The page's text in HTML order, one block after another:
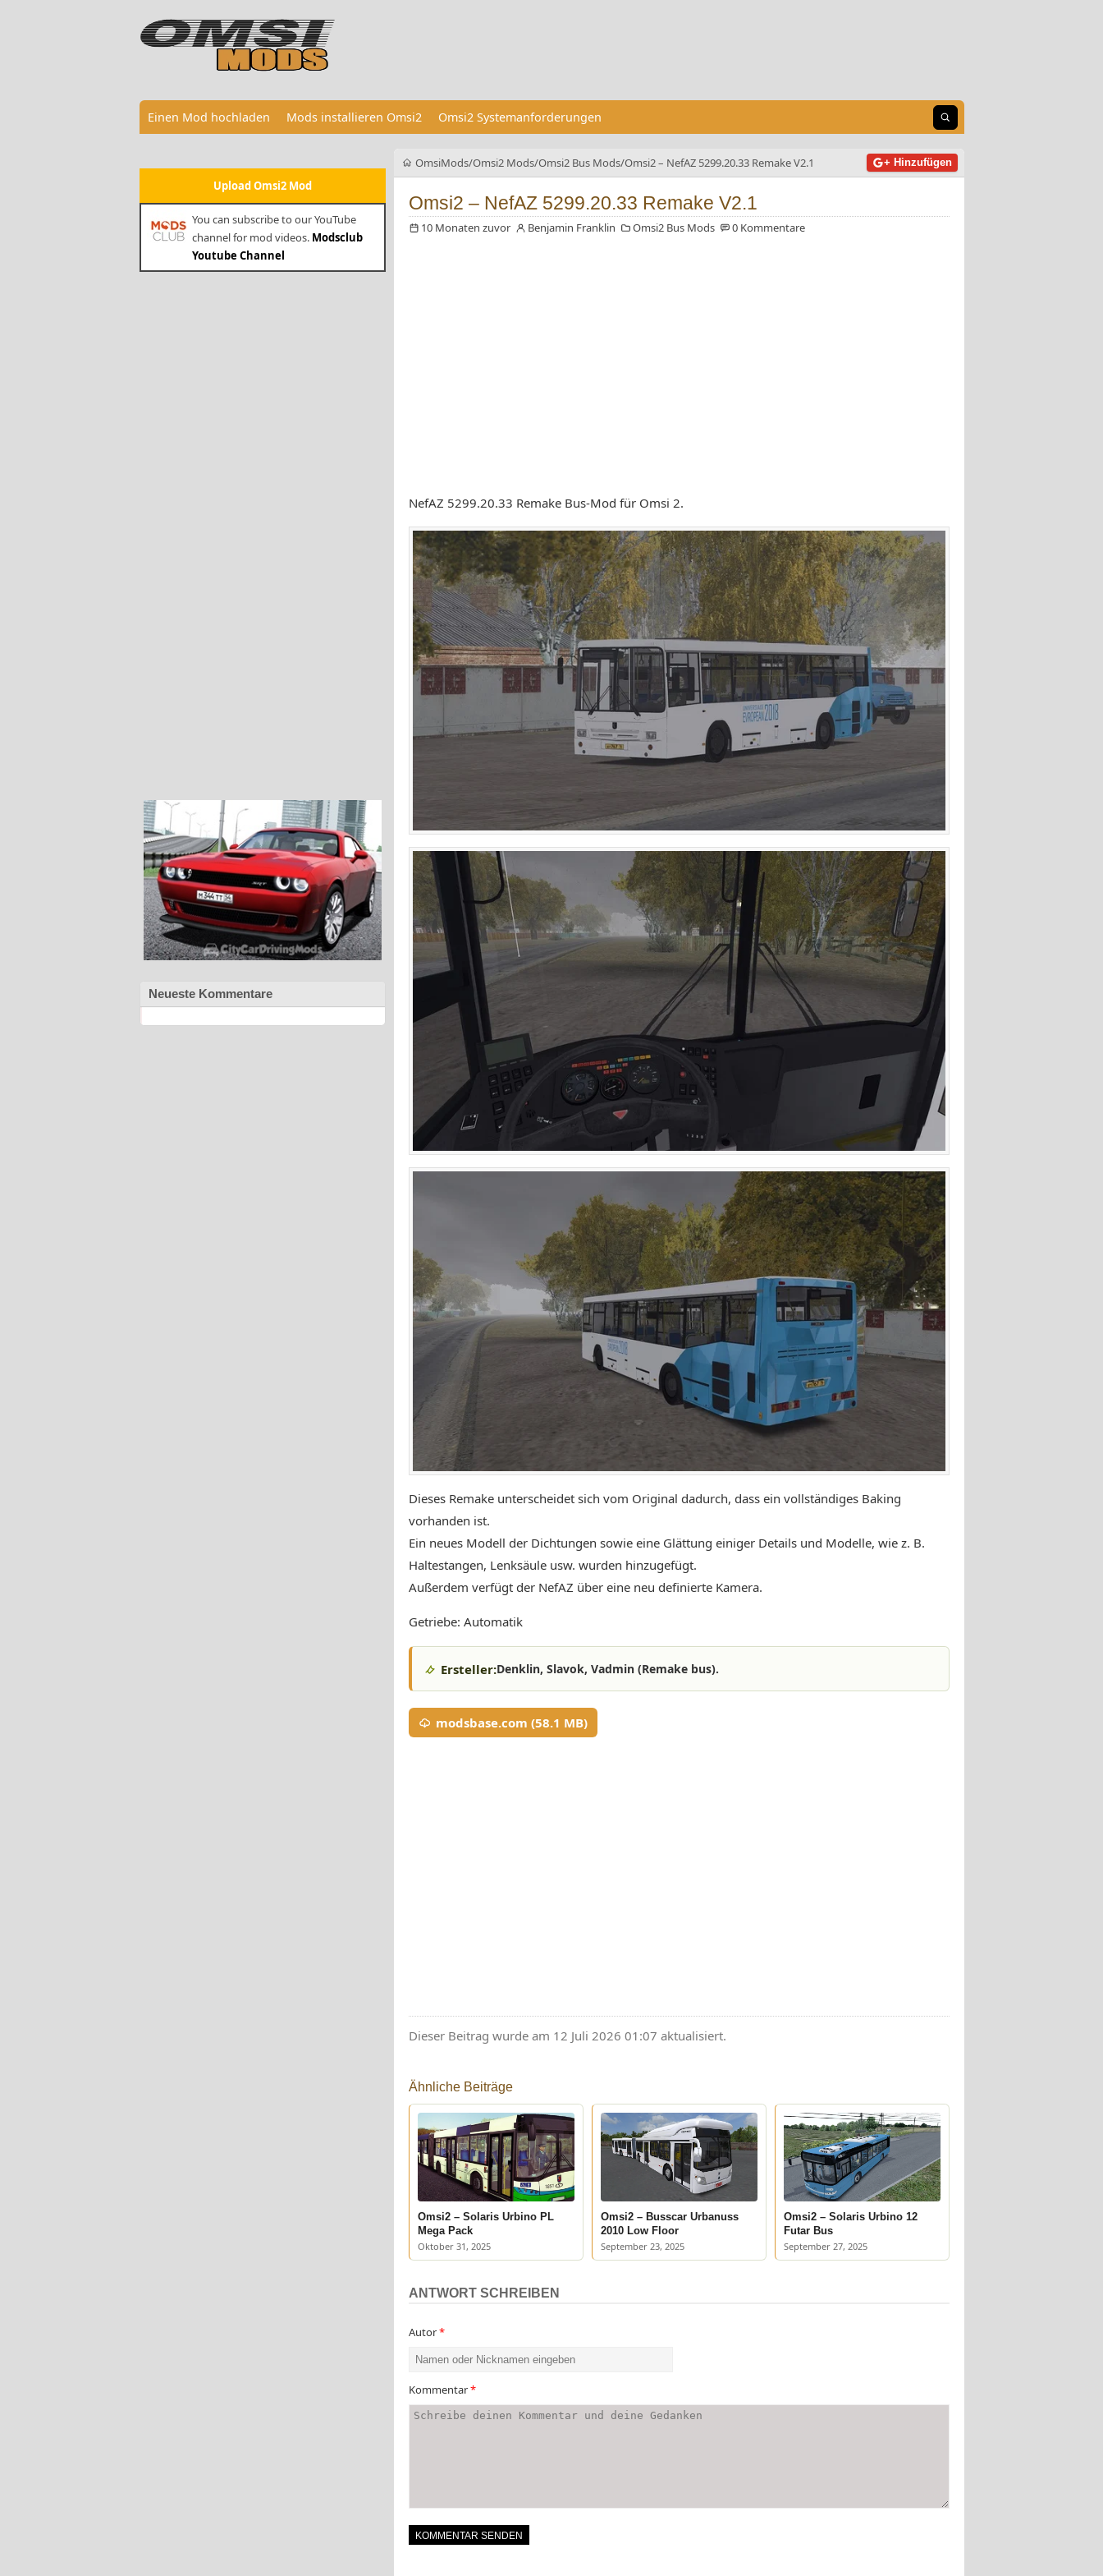
Einen Mod hochladen Mods installieren Omsi2 Omsi2 Systemanforderungen Suche öffnen
Upload Omsi2 Mod
You can subscribe to our YouTube
channel for mod videos. Modsclub
Youtube Channel
Neueste Kommentare
OmsiMods Omsi2 Mods Omsi2 Bus Mods Omsi2 – NefAZ 5299.20.33 Remake V2.1 + Hinzufügen
Omsi2 – NefAZ 5299.20.33 Remake V2.1
10 Monaten zuvor Benjamin Franklin Omsi2 Bus Mods 0 Kommentare
NefAZ 5299.20.33 Remake Bus-Mod für Omsi 2.
Dieses Remake unterscheidet sich vom Original dadurch, dass ein vollständiges Baking
vorhanden ist.
Ein neues Modell der Dichtungen sowie eine Glättung einiger Details und Modelle, wie z. B.
Haltestangen, Lenksäule usw. wurden hinzugefügt.
Außerdem verfügt der NefAZ über eine neu definierte Kamera.
Getriebe: Automatik
Ersteller:Denklin, Slavok, Vadmin (Remake bus).
modsbase.com (58.1 MB)
Dieser Beitrag wurde am 12 Juli 2026 01:07 aktualisiert.
Ähnliche Beiträge
Omsi2 – Solaris Urbino PL
Mega Pack
Oktober 31, 2025
Omsi2 – Busscar Urbanuss
2010 Low Floor
September 23, 2025
Omsi2 – Solaris Urbino 12
Futar Bus
September 27, 2025
ANTWORT SCHREIBEN
Autor*
Kommentar*